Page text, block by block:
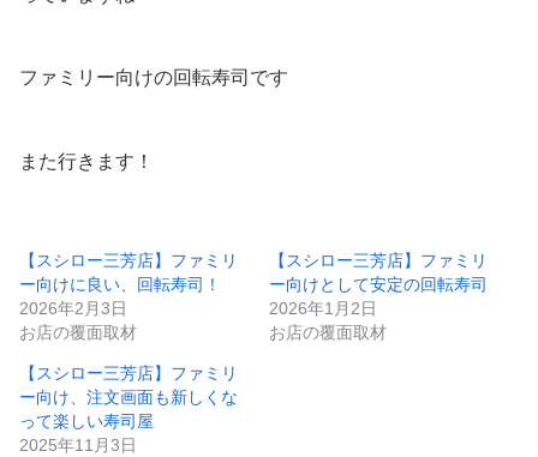
ファミリー向けの回転寿司です
また行きます！
【スシロー三芳店】ファミリ
ー向けに良い、回転寿司！
2026年2月3日
お店の覆面取材
【スシロー三芳店】ファミリ
ー向けとして安定の回転寿司
2026年1月2日
お店の覆面取材
【スシロー三芳店】ファミリ
ー向け、注文画面も新しくな
って楽しい寿司屋
2025年11月3日